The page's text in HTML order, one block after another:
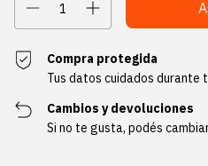
Compra protegida
Tus datos cuidados durante
Cambios y devoluciones
Si no te gusta, podés